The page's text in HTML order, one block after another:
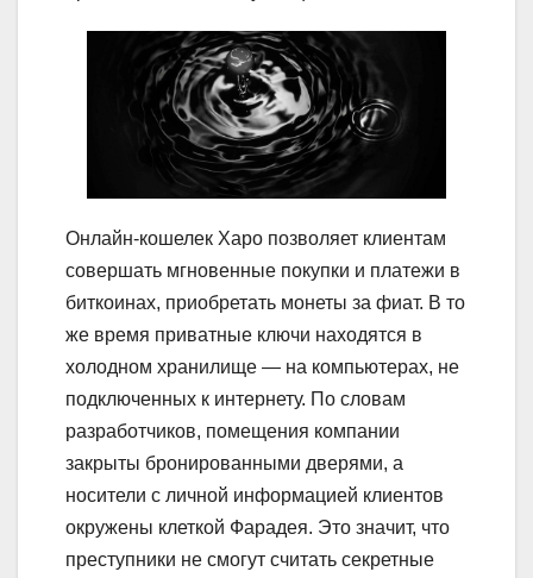
Онлайн-кошелек Xapo позволяет клиентам
совершать мгновенные покупки и платежи в
биткоинах, приобретать монеты за фиат. В то
же время приватные ключи находятся в
холодном хранилище ― на компьютерах, не
подключенных к интернету. По словам
разработчиков, помещения компании
закрыты бронированными дверями, а
носители с личной информацией клиентов
окружены клеткой Фарадея. Это значит, что
преступники не смогут считать секретные